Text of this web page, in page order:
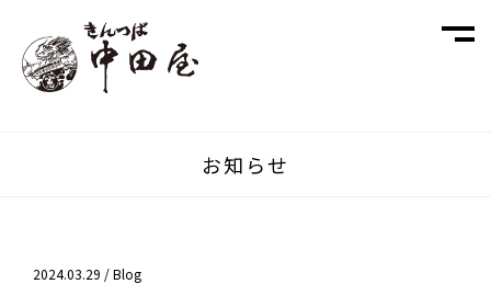
お知らせ
2024.03.29 /Blog